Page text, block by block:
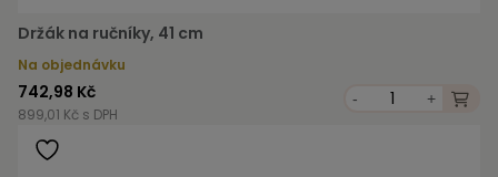
Držák na ručníky, 41 cm
Na objednávku
742,98 Kč
899,01 Kč s DPH
- +